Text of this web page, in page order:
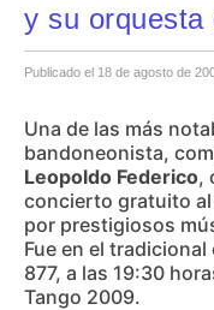
y su orquesta
Publicado el 18 de agosto de
Una de las más
bandoneonista,
Leopoldo Federico,
concierto gratuito
por prestigiosos
Fue en el
877, a las 19:30
Tango 2009.